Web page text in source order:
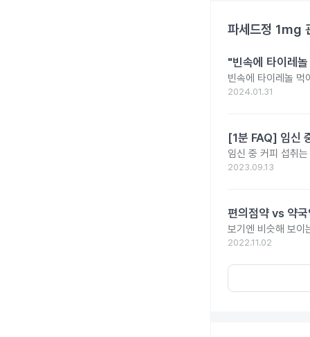
파세드정 1mg
"빈속에 타이레
빈속에 타이레놀 먹
2024.01.31
[1분 FAQ] 임신
임신 중 커피 섭취
2023.09.13
편의점약 vs 약
보기엔 비슷해 보이
2022.11.02